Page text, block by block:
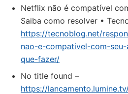
Netflix não é compatível
Saiba como resolver •
https://tecnoblog.net/
nao-e-compativel-com-
que-fazer/
No title found –
https://